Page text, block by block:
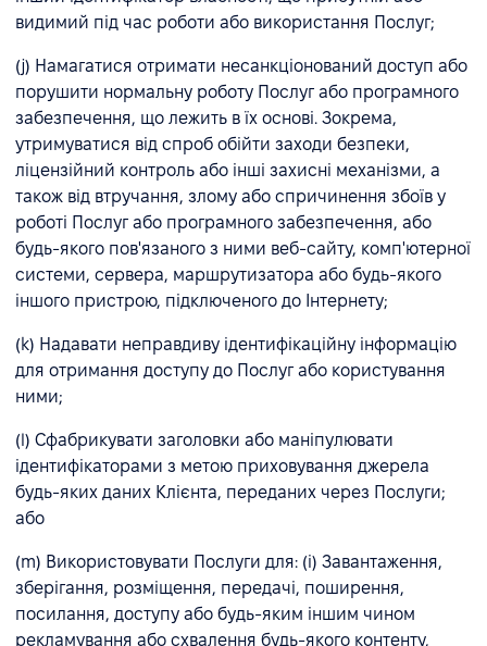
видимий під час роботи або використання Послуг;
(j) Намагатися отримати несанкціонований доступ або
порушити нормальну роботу Послуг або програмного
забезпечення, що лежить в їх основі. Зокрема,
утримуватися від спроб обійти заходи безпеки,
ліцензійний контроль або інші захисні механізми, а
також від втручання, злому або спричинення збоїв у
роботі Послуг або програмного забезпечення, або
будь-якого пов'язаного з ними веб-сайту, комп'ютерної
системи, сервера, маршрутизатора або будь-якого
іншого пристрою, підключеного до Інтернету;
(k) Надавати неправдиву ідентифікаційну інформацію
для отримання доступу до Послуг або користування
ними;
(l) Сфабрикувати заголовки або маніпулювати
ідентифікаторами з метою приховування джерела
будь-яких даних Клієнта, переданих через Послуги;
або
(m) Використовувати Послуги для: (i) Завантаження,
зберігання, розміщення, передачі, поширення,
посилання, доступу або будь-яким іншим чином
рекламування або схвалення будь-якого контенту,